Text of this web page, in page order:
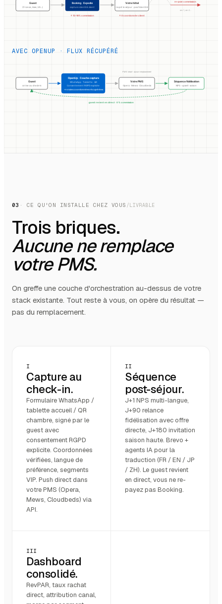
Guest
(France, Asie, US...)
Booking · Expedia
capture identité client
Votre hôtel
reçoit le séjour · pas l'identité
re-paie commission
an+1, an+2...
↑ 15–18% commission ↑ 0 coordonnée client
AVEC OPENUP · FLUX RÉCUPÉRÉ
Guest
arrive au check-in
OpenUp · Couche capture
WhatsApp · Tablette · QR
Consentement RGPD explicite
→ vraies coordonnées récupérées
Votre PMS
Opera · Mews · Cloudbeds
Séquence fidélisation
NPS · upsell · saison
guest revient en direct · 0 % commission
PMS intact · aucun remplacement
03 · CE QU'ON INSTALLE CHEZ VOUS /LIVRABLE
Trois briques.
Aucune ne remplace
votre PMS.
On greffe une couche d'orchestration au-dessus de votre
stack existante. Tout reste à vous, on opère du résultat —
pas du remplacement.
I
Capture au
check-in.
Formulaire WhatsApp /
tablette accueil / QR
chambre, signé par le
guest avec
consentement RGPD
explicite. Coordonnées
vérifiées, langue de
préférence, segments
VIP. Push direct dans
votre PMS (Opera,
Mews, Cloudbeds) via
API.
II
Séquence
post-séjour.
J+1 NPS multi-langue,
J+90 relance
fidélisation avec offre
directe, J+180 invitation
saison haute. Brevo +
agents IA pour la
traduction (FR / EN / JP
/ ZH). Le guest revient
en direct, vous ne re-
payez pas Booking.
III
Dashboard
consolidé.
RevPAR, taux rachat
direct, attribution canal,